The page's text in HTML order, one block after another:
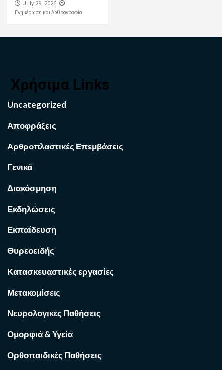
July 29, 2026
Ενημέρωση και Αρθρογραφία
Χρήσιμα Links
Uncategorized
Αποφράξεις
Αρθροπλαστικές Επεμβάσεις
Γενικά
Διακόσμηση
Εκδηλώσεις
Εκπαίδευση
Θυρεοειδής
Κατασκευαστικές εργασίες
Μετακομίσεις
Νευρολογικές Παθήσεις
Ομορφιά & Υγεία
Ορθοπαιδικές Παθήσεις